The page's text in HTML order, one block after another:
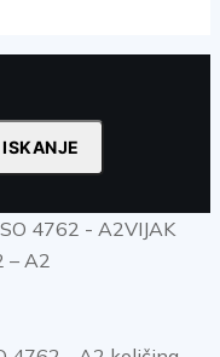
ISKANJE
VIJAK
– A2